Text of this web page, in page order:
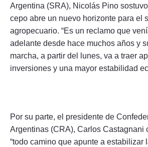
Argentina (SRA), Nicolás Pino
cepo abre un nuevo horizonte para el
agropecuario. “Es un reclamo que
adelante desde hace muchos años y
marcha, a partir del lunes, va a traer
inversiones y una mayor estabilidad
Por su parte, el presidente de
Argentinas (CRA), Carlos Castagnani
“todo camino que apunte a estabilizar